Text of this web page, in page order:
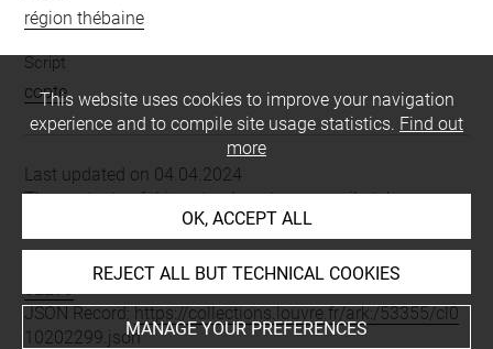
région thébaine
Script
copte
Last updated on 04.04.2024
The contents of this entry do not necessarily take
account of the latest data.
Permalink:https://collections.louvre.fr/ark:/53355/cl0102
JSON Record:https://collections.louvre.fr/ark:/53355/cl0
10202299.json
This website uses cookies to improve your navigation
experience and to compile site usage statistics. Find out
more
OK, ACCEPT ALL
REJECT ALL BUT TECHNICAL COOKIES
MANAGE YOUR PREFERENCES